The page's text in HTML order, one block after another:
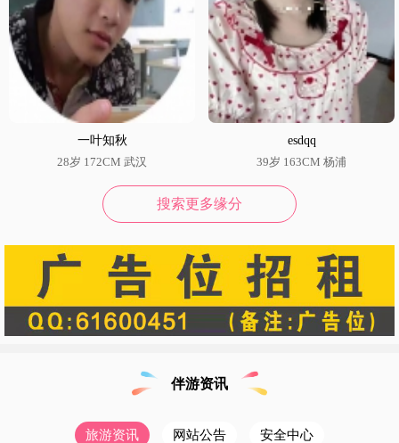
一叶知秋
28岁 172CM 武汉
esdqq
39岁 163CM 杨浦
搜索更多缘分
伴游资讯
旅游资讯 网站公告 安全中心